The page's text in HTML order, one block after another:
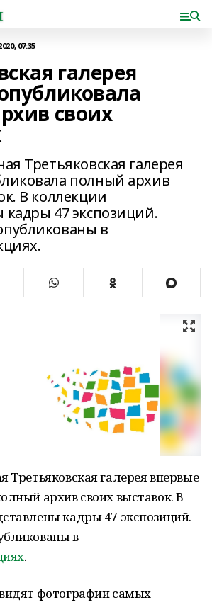
07:35
галерея
своих
Третьяковская галерея
полный архив
В коллекции
кадры 47 экспозиций.
в
Третьяковская галерея впервые
архив своих выставок. В
кадры 47 экспозиций.
в
.
фотографии самых